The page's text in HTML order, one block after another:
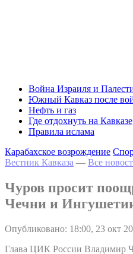
Война Израиля и
Южный Кавказ после
Нефть и газ
Где отдохнуть на Кавказе
Правила ислама
Карабахское возрождение
Вестник Кавказа — Все
Чуров просит
Чечни и
Опубликовано: 18:00, 23 окт
Глава ЦИК России Владимир